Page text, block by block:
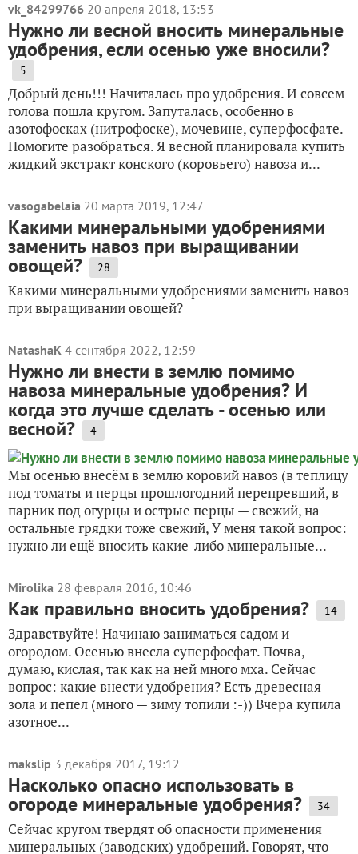
vk_84299766 20 апреля 2018, 13:53
Нужно ли весной вносить минеральные
удобрения, если осенью уже вносили?
5
Добрый день!!! Начиталась про удобрения. И совсем
голова пошла кругом. Запуталась, особенно в
азотофосках (нитрофоске), мочевине, суперфосфате.
Помогите разобраться. Я весной планировала купить
жидкий экстракт конского (коровьего) навоза и...
vasogabelaia 20 марта 2019, 12:47
Какими минеральными удобрениями
заменить навоз при выращивании
овощей? 28
Какими минеральными удобрениями заменить навоз
при выращивании овощей?
NatashaK 4 сентября 2022, 12:59
Нужно ли внести в землю помимо
навоза минеральные удобрения? И
когда это лучше сделать - осенью или
весной? 4
Мы осенью внесём в землю коровий навоз (в теплицу
под томаты и перцы прошлогодний перепревший, в
парник под огурцы и острые перцы — свежий, на
остальные грядки тоже свежий, У меня такой вопрос:
нужно ли ещё вносить какие-либо минеральные...
Mirolika 28 февраля 2016, 10:46
Как правильно вносить удобрения? 14
Здравствуйте! Начинаю заниматься садом и
огородом. Осенью внесла суперфосфат. Почва,
думаю, кислая, так как на ней много мха. Сейчас
вопрос: какие внести удобрения? Есть древесная
зола и пепел (много — зиму топили :-)) Вчера купила
азотное...
makslip 3 декабря 2017, 19:12
Насколько опасно использовать в
огороде минеральные удобрения? 34
Сейчас кругом твердят об опасности применения
минеральных (заводских) удобрений. Говорят, что